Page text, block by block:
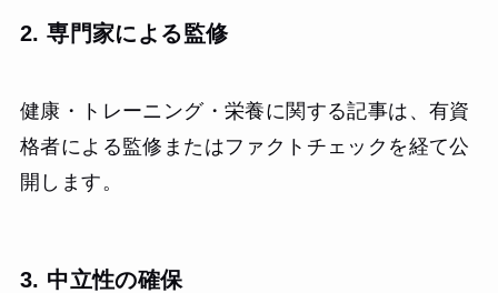
2. 専門家による監修
健康・トレーニング・栄養に関する記事は、有資
格者による監修またはファクトチェックを経て公
開します。
3. 中立性の確保